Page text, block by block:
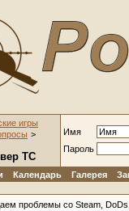
игры
>
ТС
Имя
Пароль
Календарь Галерея
проблемы со Steam,